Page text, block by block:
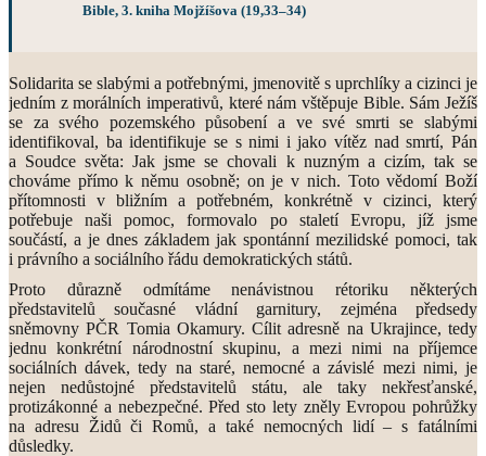
Bible, 3. kniha Mojžíšova (19,33–34)
Solidarita se slabými a potřebnými, jmenovitě s uprchlíky a cizinci je
jedním z morálních imperativů, které nám vštěpuje Bible. Sám Ježíš
se za svého pozemského působení a ve své smrti se slabými
identifikoval, ba identifikuje se s nimi i jako vítěz nad smrtí, Pán
a Soudce světa: Jak jsme se chovali k nuzným a cizím, tak se
chováme přímo k němu osobně; on je v nich. Toto vědomí Boží
přítomnosti v bližním a potřebném, konkrétně v cizinci, který
potřebuje naši pomoc, formovalo po staletí Evropu, jíž jsme
součástí, a je dnes základem jak spontánní mezilidské pomoci, tak
i právního a sociálního řádu demokratických států.
Proto důrazně odmítáme nenávistnou rétoriku některých
představitelů současné vládní garnitury, zejména předsedy
sněmovny PČR Tomia Okamury. Cílit adresně na Ukrajince, tedy
jednu konkrétní národnostní skupinu, a mezi nimi na příjemce
sociálních dávek, tedy na staré, nemocné a závislé mezi nimi, je
nejen nedůstojné představitelů státu, ale taky nekřesťanské,
protizákonné a nebezpečné. Před sto lety zněly Evropou pohrůžky
na adresu Židů či Romů, a také nemocných lidí – s fatálními
důsledky.